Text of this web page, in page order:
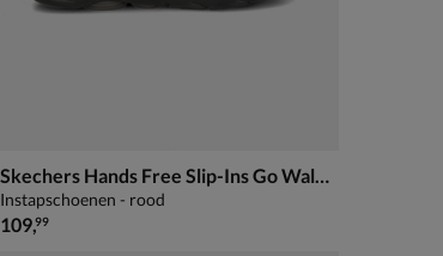
Skechers Hands Free Slip-Ins Go Walk 8
Instapschoenen - rood
€ 109,99
109,99